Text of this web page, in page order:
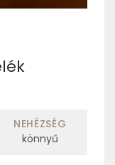
NEHÉZSÉG
könnyű